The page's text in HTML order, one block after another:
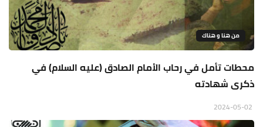
من هنا و هناك
محطات تأمل في رحاب الأمام الصادق (عليه السلام) في
ذكرى شهادته